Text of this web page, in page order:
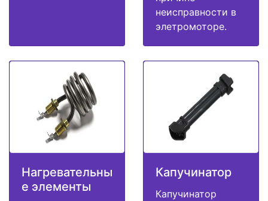
неисправности в
элетромоторе.
Нагревательны
е элементы
Капучинатор
Капучинатор